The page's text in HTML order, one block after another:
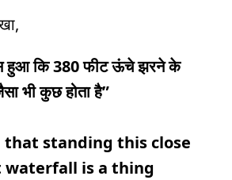
हुआ कि 380 फीट ऊंचे झरने के
भी कुछ होता है”
that standing this close
waterfall is a thing